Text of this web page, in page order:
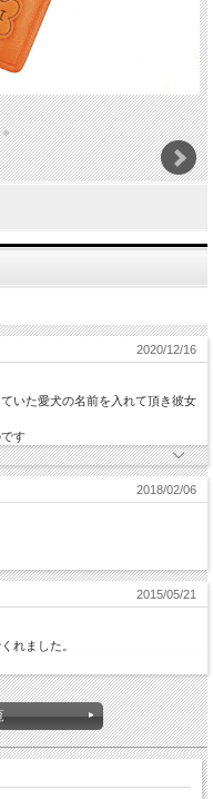
2020/12/16
いた愛犬の名前を入れて頂き彼女
す
2018/02/06
2015/05/21
れました。